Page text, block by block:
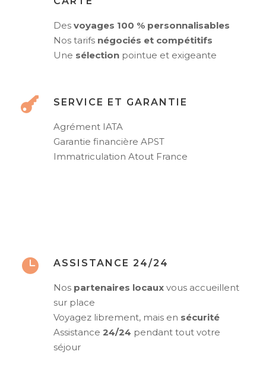
Des voyages 100 % personnalisables
Nos tarifs négociés et compétitifs
Une sélection pointue et exigeante
SERVICE ET GARANTIE
Agrément IATA
Garantie financière APST
Immatriculation Atout France
ASSISTANCE 24/24
Nos partenaires locaux vous accueillent
sur place
Voyagez librement, mais en sécurité
Assistance 24/24 pendant tout votre
séjour